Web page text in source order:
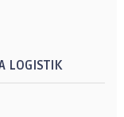
LOGISTIK